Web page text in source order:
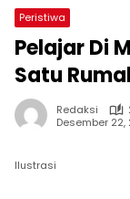
Peristiwa
Pelajar Di
Satu
Redaksi
Desember 22,
Ilustrasi